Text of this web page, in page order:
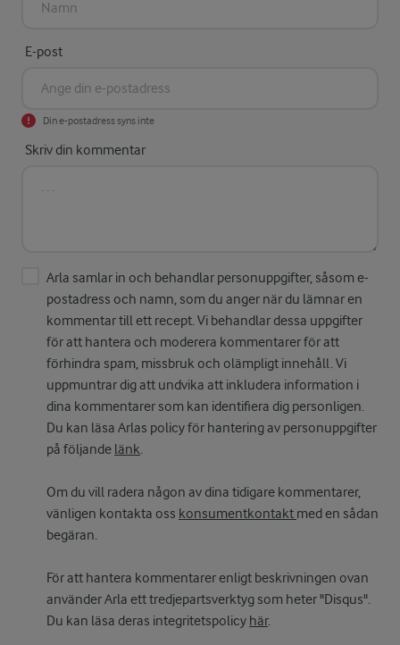
E-post
Din e-postadress syns inte
Skriv din kommentar
Arla samlar in och behandlar personuppgifter, såsom e-
postadress och namn, som du anger när du lämnar en
kommentar till ett recept. Vi behandlar dessa uppgifter
för att hantera och moderera kommentarer för att
förhindra spam, missbruk och olämpligt innehåll. Vi
uppmuntrar dig att undvika att inkludera information i
dina kommentarer som kan identifiera dig personligen.
Du kan läsa Arlas policy för hantering av personuppgifter
på följande länk.
Om du vill radera någon av dina tidigare kommentarer,
vänligen kontakta oss konsumentkontakt med en sådan
begäran.
För att hantera kommentarer enligt beskrivningen ovan
använder Arla ett tredjepartsverktyg som heter "Disqus".
Du kan läsa deras integritetspolicy här.